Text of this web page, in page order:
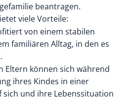
beantragen.
viele Vorteile:
von einem stabilen
familiären Alltag, in den es
Eltern können sich während
ihres Kindes in einer
sich und ihre Lebenssituation